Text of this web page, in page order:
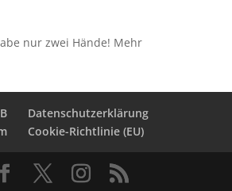
nur zwei Hände! Mehr
Datenschutzerklärung
Cookie-Richtlinie (EU)